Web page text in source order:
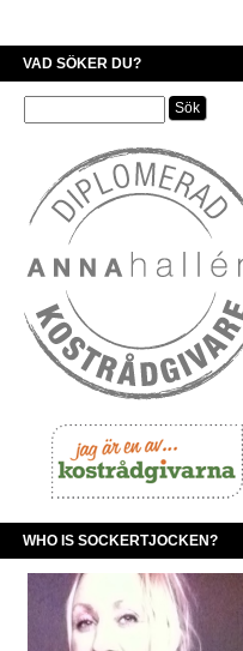
VAD SÖKER DU?
WHO IS SOCKERTJOCKEN?